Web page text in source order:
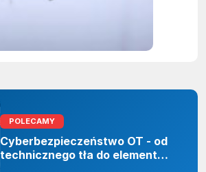
POLECAMY
Cyberbezpieczeństwo OT - od
technicznego tła do elementu